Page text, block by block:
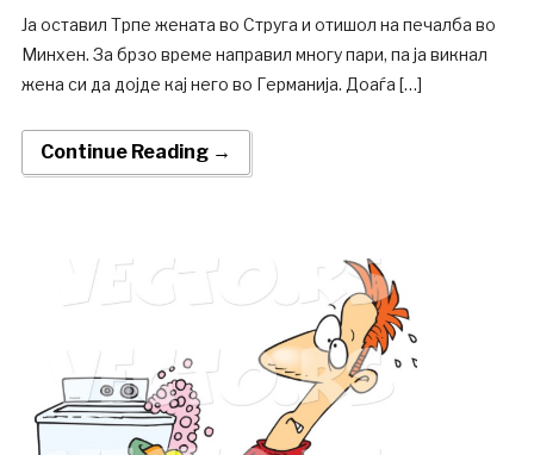
Ја оставил Трпе жената во Струга и отишол на печалба во
Минхен. За брзо време направил многу пари, па ја викнал
жена си да дојде кај него во Германија. Доаѓа […]
Continue Reading →